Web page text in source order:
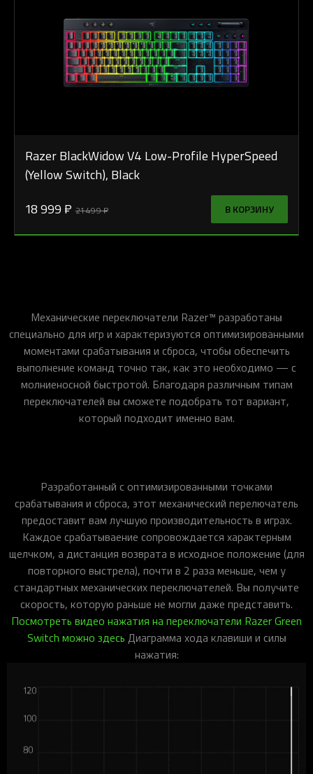
Razer BlackWidow V4 Low-Profile HyperSpeed
(Yellow Switch), Black
18 999 ₽ 21 499 ₽ В КОРЗИНУ
Механические переключатели Razer™ разработаны
специально для игр и характеризуются оптимизированными
моментами срабатывания и сброса, чтобы обеспечить
выполнение команд точно так, как это необходимо — с
молниеносной быстротой. Благодаря различным типам
переключателей вы сможете подобрать тот вариант,
который подходит именно вам.
Разработанный с оптимизированными точками
срабатывания и сброса, этот механический перелючатель
предоставит вам лучшую производительность в играх.
Каждое срабатываение сопровождается характерным
щелчком, а дистанция возврата в исходное положение (для
повторного выстрела), почти в 2 раза меньше, чем у
стандартных механических переключателей. Вы получите
скорость, которую раньше не могли даже представить.
Посмотреть видео нажатия на переключатели Razer Green
Switch можно здесь Диаграмма хода клавиши и силы
нажатия: